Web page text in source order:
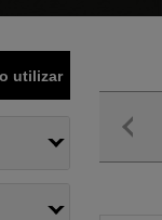
utilizar